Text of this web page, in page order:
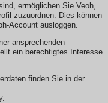
ermöglichen Sie Veoh,
zuzuordnen. Dies können
Account ausloggen.
ansprechenden
ein berechtigtes Interesse
finden Sie in der
.